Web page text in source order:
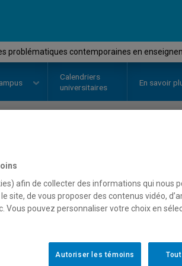
problématiques contemporaines en
Calendriers
universitaires
En savoir
Séminaire
des
Horaire - Été 2026
afin de collecter des informations qui nous
site, de vous proposer des contenus vidéo,
Vous pouvez personnaliser votre choix en
Autoriser les témoins